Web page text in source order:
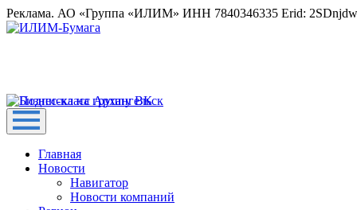
Реклама. АО «Группа «ИЛИМ» ИНН 7840346335 Erid:
Главная
Новости
Навигатор
Новости компаний